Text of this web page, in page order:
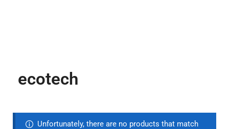
ecotech
Unfortunately, there are no products that match